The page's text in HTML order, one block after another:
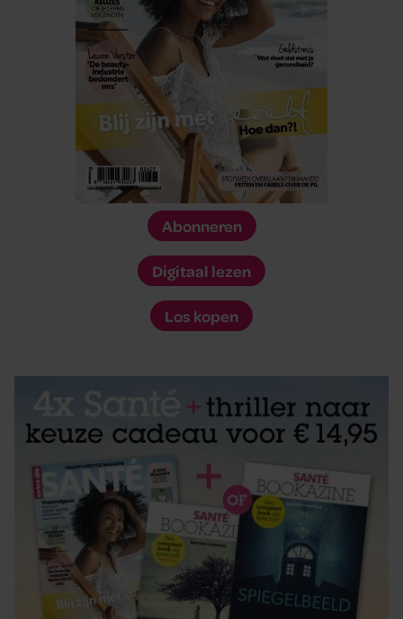
Abonneren
Digitaal lezen
Los kopen